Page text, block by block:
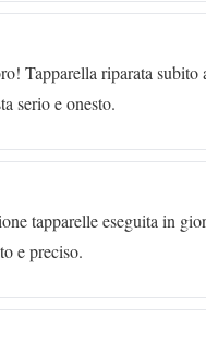
Tapparella riparata subito
serio e onesto.
tapparelle eseguita in
e preciso.